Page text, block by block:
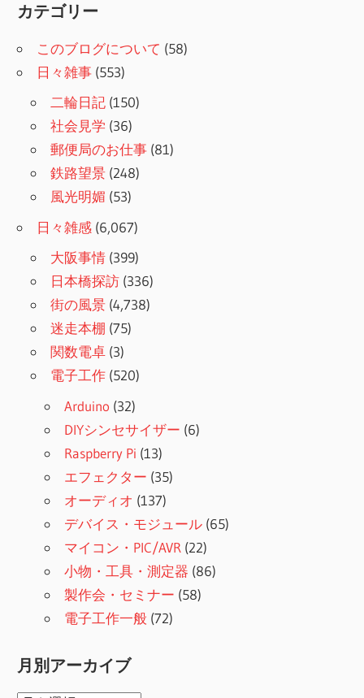
カテゴリー
このブログについて (58)
日々雑事 (553)
二輪日記 (150)
社会見学 (36)
郵便局のお仕事 (81)
鉄路望景 (248)
風光明媚 (53)
日々雑感 (6,067)
大阪事情 (399)
日本橋探訪 (336)
街の風景 (4,738)
迷走本棚 (75)
関数電卓 (3)
電子工作 (520)
Arduino (32)
DIYシンセサイザー (6)
Raspberry Pi (13)
エフェクター (35)
オーディオ (137)
デバイス・モジュール (65)
マイコン・PIC/AVR (22)
小物・工具・測定器 (86)
製作会・セミナー (58)
電子工作一般 (72)
月別アーカイブ